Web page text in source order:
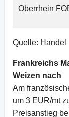
Oberrhein
Quelle: Handel
Frankreichs
Weizen nach
Am
um 3 EUR/mt
Preisanstieg